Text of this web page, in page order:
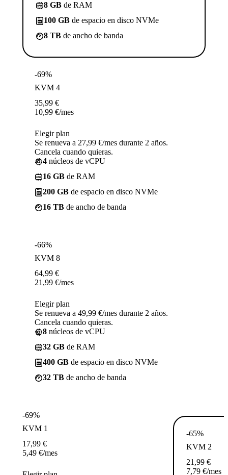
8 GB de RAM
100 GB de espacio en disco NVMe
8 TB de ancho de banda
-69%
KVM 4
35,99 €
10,99 €/mes
Elegir plan
Se renueva a 27,99 €/mes durante 2 años.
Cancela cuando quieras.
4 núcleos de vCPU
16 GB de RAM
200 GB de espacio en disco NVMe
16 TB de ancho de banda
-66%
KVM 8
64,99 €
21,99 €/mes
Elegir plan
Se renueva a 49,99 €/mes durante 2 años.
Cancela cuando quieras.
8 núcleos de vCPU
32 GB de RAM
400 GB de espacio en disco NVMe
32 TB de ancho de banda
-69%
KVM 1
17,99 €
5,49 €/mes
-65%
KVM 2
21,99 €
7,79 €/mes